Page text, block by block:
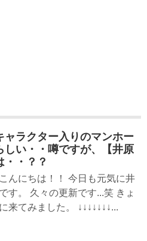
ャラクター入りのマンホー
しい・・噂ですが、【井原
・・？？
んにちは！！ 今日も元気に井
す。 久々の更新です...笑 きょ
来てみました。 ↓↓↓↓↓↓↓...